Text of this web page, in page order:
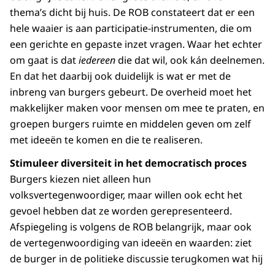
thema’s dicht bij huis. De ROB constateert dat er een
hele waaier is aan participatie-instrumenten, die om
een gerichte en gepaste inzet vragen. Waar het echter
om gaat is datiedereendie dat wil, ook kán deelnemen.
En dat het daarbij ook duidelijk is wat er met de
inbreng van burgers gebeurt. De overheid moet het
makkelijker maken voor mensen om mee te praten, en
groepen burgers ruimte en middelen geven om zelf
met ideeën te komen en die te realiseren.
Stimuleer diversiteit in het democratisch proces
Burgers kiezen niet alleen hun
volksvertegenwoordiger, maar willen ook echt het
gevoel hebben dat ze worden gerepresenteerd.
Afspiegeling is volgens de ROB belangrijk, maar ook
de vertegenwoordiging van ideeën en waarden: ziet
de burger in de politieke discussie terugkomen wat hij